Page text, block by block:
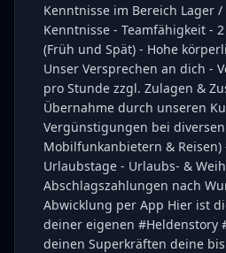
Kenntnisse im Bereich Lager
Kenntnisse - Teamfähigkeit -
(Früh und Spät) - Hohe
Unser Versprechen an dich -
pro Stunde zzgl. Zulagen &
Übernahme durch unseren
Vergünstigungen bei
Mobilfunkanbietern & Reisen)
Urlaubstage - Urlaubs- &
Abschlagszahlungen nach
Abwicklung per App Hier ist
deiner eigenen #Heldenstory
deinen Superkräften deine